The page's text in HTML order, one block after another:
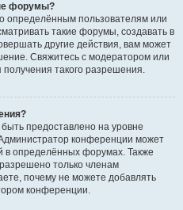
форумы?
определённым пользователям или
такие форумы, создавать в
другие действия, вам может
Свяжитесь с модератором или
такого разрешения.
предоставлено на уровне
конференции может
в определённых форумах. Также
только членам
почему не можете добавлять
конференции.